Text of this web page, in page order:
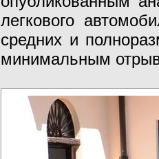
легкового
средних и
минимальным